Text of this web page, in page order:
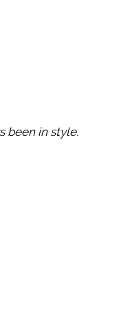
been in style.